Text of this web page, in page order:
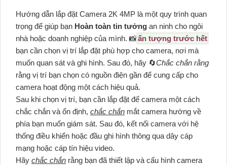
Hướng dẫn lắp đặt Camera 2K 4MP là một quy trình quan
trọng để giúp bạn Hoàn toàn tin tưởng an ninh cho ngôi
nhà hoặc doanh nghiệp của mình. 📸ấn tượng trước hết
bạn cần chọn vị trí lắp đặt phù hợp cho camera, nơi mà
muốn quan sát và ghi hình. Sau đó, hãy 🔄Chắc chắn rằng
rằng vị trí bạn chọn có nguồn điện gần để cung cấp cho
camera hoạt động một cách hiệu quả.
Sau khi chọn vị trí, bạn cần lắp đặt đế camera một cách
chắc chắn và ổn định, chắc chắn mắt camera hướng về
phía bạn muốn giám sát. Sau đó, kết nối camera với hệ
thống điều khiển hoặc đầu ghi hình thông qua dây cáp
mạng hoặc cáp tín hiệu video.
Hãy chắc chắn rằng bạn đã thiết lập và cấu hình camera